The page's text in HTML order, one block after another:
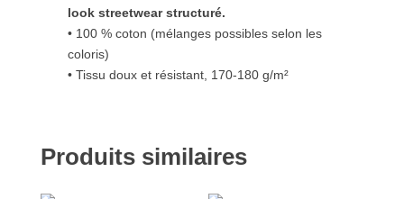
look streetwear structuré.
• 100 % coton (mélanges possibles selon les
coloris)
• Tissu doux et résistant, 170-180 g/m²
Produits similaires